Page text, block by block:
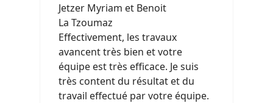
Jetzer Myriam et Benoit
La Tzoumaz
Effectivement, les travaux
avancent très bien et votre
équipe est très efficace. Je suis
très content du résultat et du
travail effectué par votre équipe.